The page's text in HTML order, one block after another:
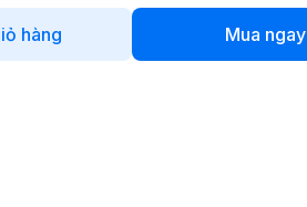
hàng Mua ngay